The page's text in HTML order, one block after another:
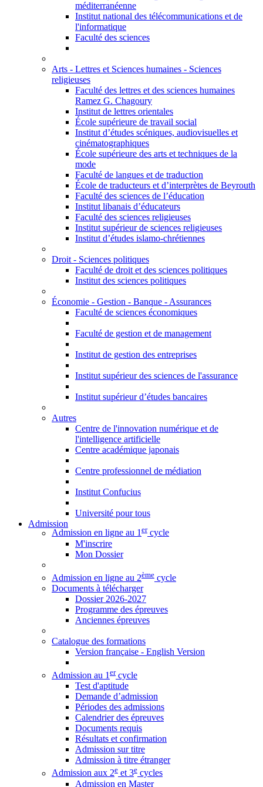
méditerranéenne
Institut national des télécommunications et de
l'informatique
Faculté des sciences
Arts - Lettres et Sciences humaines - Sciences
religieuses
Faculté des lettres et des sciences humaines
Ramez G. Chagoury
Institut de lettres orientales
École supérieure de travail social
Institut d’études scéniques, audiovisuelles et
cinématographiques
École supérieure des arts et techniques de la
mode
Faculté de langues et de traduction
École de traducteurs et d’interprètes de Beyrouth
Faculté des sciences de l’éducation
Institut libanais d’éducateurs
Faculté des sciences religieuses
Institut supérieur de sciences religieuses
Institut d’études islamo-chrétiennes
Droit - Sciences politiques
Faculté de droit et des sciences politiques
Institut des sciences politiques
Économie - Gestion - Banque - Assurances
Faculté de sciences économiques
Faculté de gestion et de management
Institut de gestion des entreprises
Institut supérieur des sciences de l'assurance
Institut supérieur d’études bancaires
Autres
Centre de l'innovation numérique et de
l'intelligence artificielle
Centre académique japonais
Centre professionnel de médiation
Institut Confucius
Université pour tous
Admission
Admission en ligne au 1ercycle
M'inscrire
Mon Dossier
Admission en ligne au 2ème cycle
Documents à télécharger
Dossier 2026-2027
Programme des épreuves
Anciennes épreuves
Catalogue des formations
Version française - English Version
Admission au 1 ercycle
Test d'aptitude
Demande d’admission
Périodes des admissions
Calendrier des épreuves
Documents requis
Résultats et confirmation
Admission sur titre
Admission à titre étranger
Admission aux 2e et 3e cycles
Admission en Master